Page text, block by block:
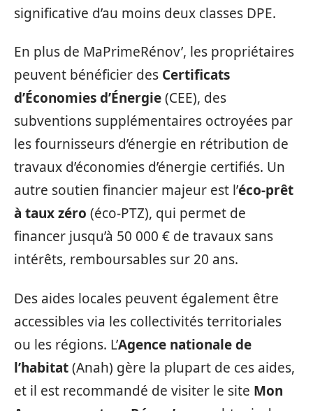
significative d’au moins deux classes DPE.
En plus de MaPrimeRénov’, les propriétaires
peuvent bénéficier des Certificats
d’Économies d’Énergie(CEE), des
subventions supplémentaires octroyées par
les fournisseurs d’énergie en rétribution de
travaux d’économies d’énergie certifiés. Un
autre soutien financier majeur est l’éco-prêt
à taux zéro (éco-PTZ), qui permet de
financer jusqu’à 50 000 € de travaux sans
intérêts, remboursables sur 20 ans.
Des aides locales peuvent également être
accessibles via les collectivités territoriales
ou les régions. L’Agence nationale de
l’habitat(Anah) gère la plupart de ces aides,
et il est recommandé de visiter le site Mon